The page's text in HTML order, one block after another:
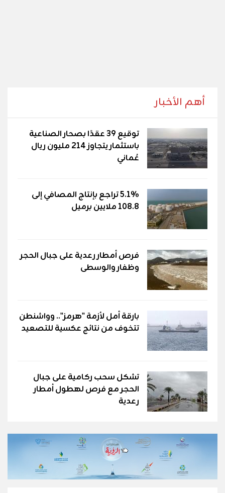
أهم الأخبار
توقيع 39 عقدًا بصحار الصناعية
باستثمار يتجاوز 214 مليون ريال
عُماني
5.1% تراجع بإنتاج المصافي إلى
108.8 ملايين برميل
فرص أمطار رعدية على جبال الحجر
وظفار والوسطى
بارقة أمل لأزمة "هرمز".. وواشنطن
تتخوف من نتائج عكسية للتصعيد
تشكل سحب ركامية على جبال
الحجر مع فرص لهطول أمطار
رعدية